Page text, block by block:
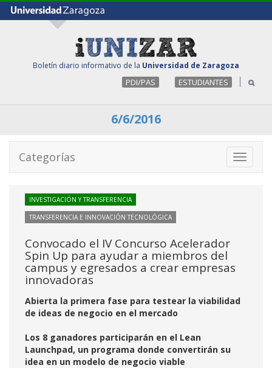
Boletín diario informativo de la Universidad de Zaragoza
PDI/PAS ESTUDIANTES
6/6/2016
Toggle
Categorías
INVESTIGACIÓN Y TRANSFERENCIA
TRANSFERENCIA E INNOVACIÓN TECNOLÓGICA
Convocado el IV Concurso Acelerador
Spin Up para ayudar a miembros del
campus y egresados a crear empresas
innovadoras
Abierta la primera fase para testear la viabilidad
de ideas de negocio en el mercado
Los 8 ganadores participarán en el Lean
Launchpad, un programa donde convertirán su
idea en un modelo de negocio viable